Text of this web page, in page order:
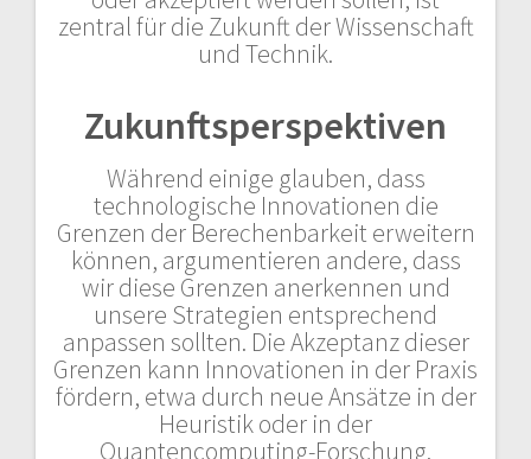
zentral für die Zukunft der Wissenschaft
und Technik.
Zukunftsperspektiven
Während einige glauben, dass
technologische Innovationen die
Grenzen der Berechenbarkeit erweitern
können, argumentieren andere, dass
wir diese Grenzen anerkennen und
unsere Strategien entsprechend
anpassen sollten. Die Akzeptanz dieser
Grenzen kann Innovationen in der Praxis
fördern, etwa durch neue Ansätze in der
Heuristik oder in der
Quantencomputing-Forschung.